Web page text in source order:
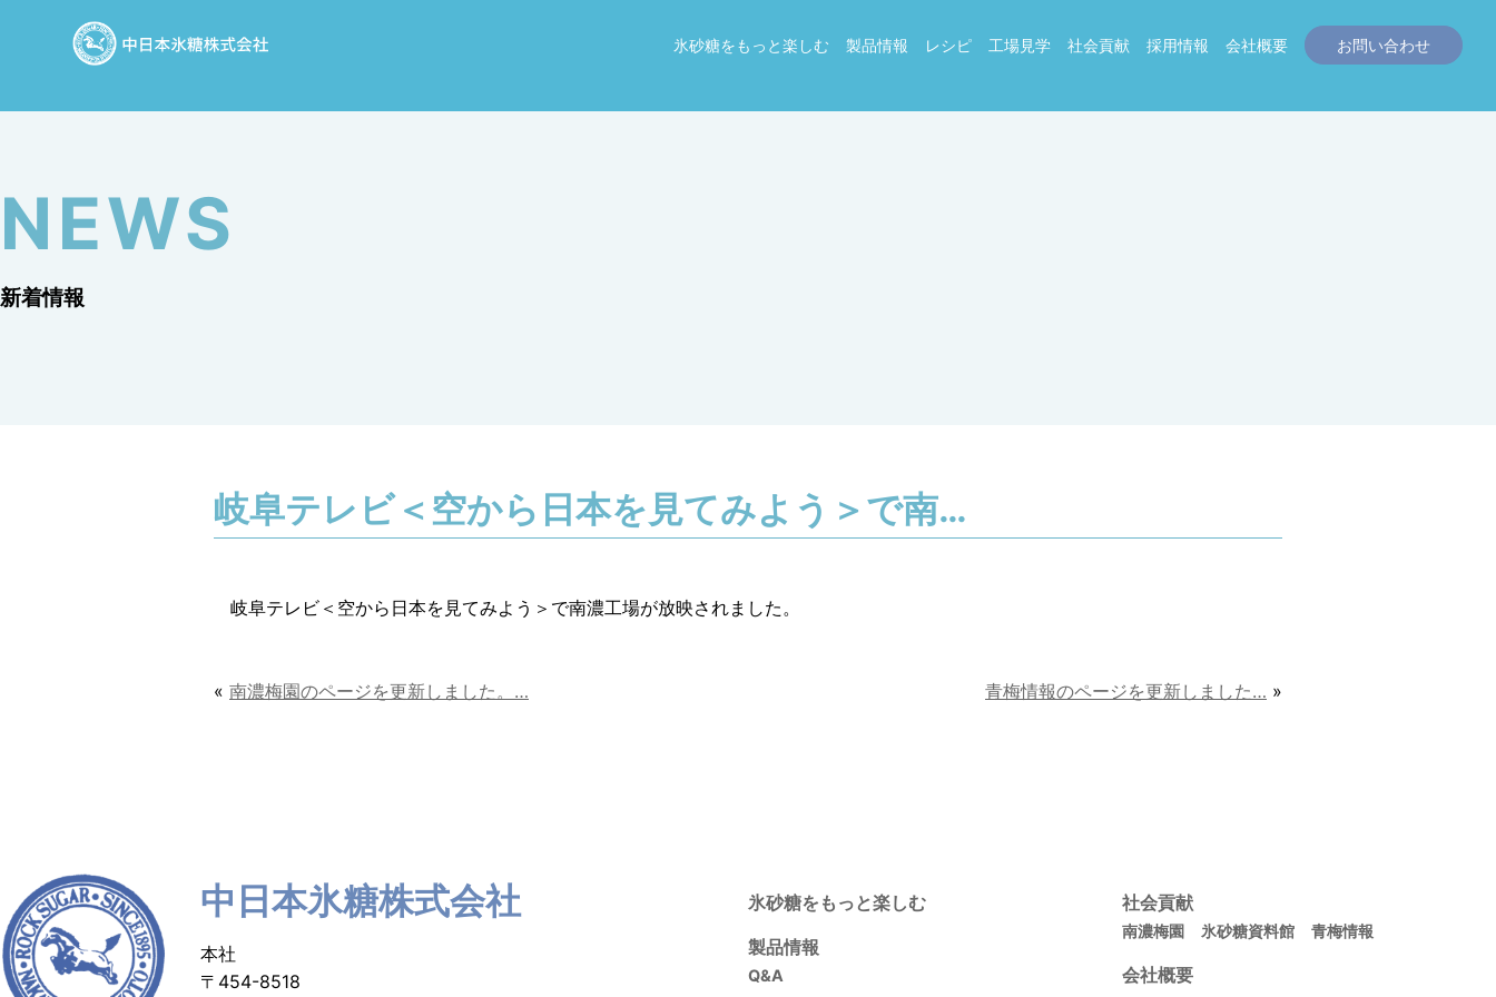
氷砂糖をもっと楽しむ 製品情報 レシピ 工場見学 社会貢献 採用情報 会社概要 お問い合わせ
NEWS
新着情報
岐阜テレビ＜空から日本を見てみよう＞で南…
岐阜テレビ＜空から日本を見てみよう＞で南濃工場が放映されました。
« 南濃梅園のページを更新しました。… 青梅情報のページを更新しました… »
中日本氷糖株式会社
本社
〒454-8518
氷砂糖をもっと楽しむ
製品情報
Q&A
社会貢献
南濃梅園 氷砂糖資料館 青梅情報
会社概要